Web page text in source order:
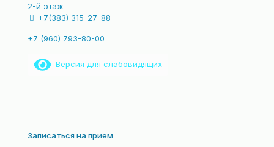
2-й этаж
+7(383) 315-27-88
+7 (960) 793-80-00
Версия для слабовидящих
Записаться на прием